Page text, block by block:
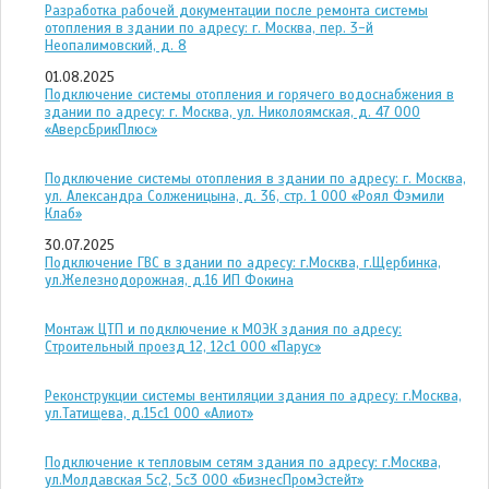
Разработка рабочей документации после ремонта системы
отопления в здании по адресу: г. Москва, пер. 3-й
Неопалимовский, д. 8
01.08.2025
Подключение системы отопления и горячего водоснабжения в
здании по адресу: г. Москва, ул. Николоямская, д. 47 ООО
«АверсБрикПлюс»
Подключение системы отопления в здании по адресу: г. Москва,
ул. Александра Солженицына, д. 36, стр. 1 ООО «Роял Фэмили
Клаб»
30.07.2025
Подключение ГВС в здании по адресу: г.Москва, г.Щербинка,
ул.Железнодорожная, д.16 ИП Фокина
Монтаж ЦТП и подключение к МОЭК здания по адресу:
Строительный проезд 12, 12с1 ООО «Парус»
Реконструкции системы вентиляции здания по адресу: г.Москва,
ул.Татищева, д.15с1 ООО «Алиот»
Подключение к тепловым сетям здания по адресу: г.Москва,
ул.Молдавская 5с2, 5с3 ООО «БизнесПромЭстейт»